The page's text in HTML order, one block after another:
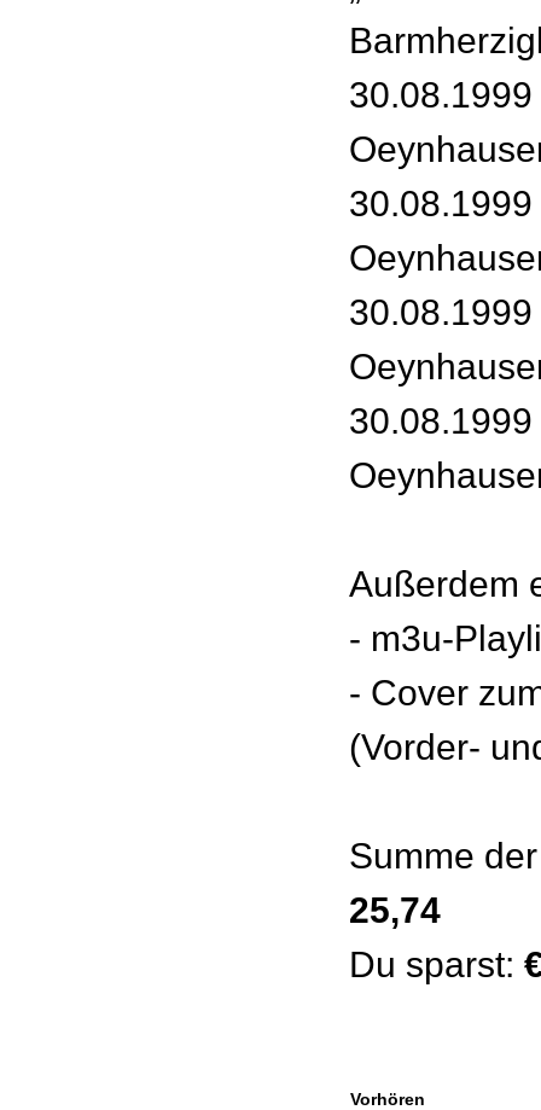
Außerdem
- m3u-
- Cover
(Vorder-
Summe
25,74
Du sparst:
Vorhören